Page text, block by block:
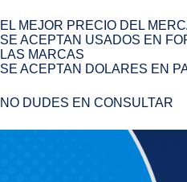
EL MEJOR PRECIO DEL
SE ACEPTAN USADOS EN
LAS MARCAS
SE ACEPTAN DOLARES EN
NO DUDES EN CONSULTAR